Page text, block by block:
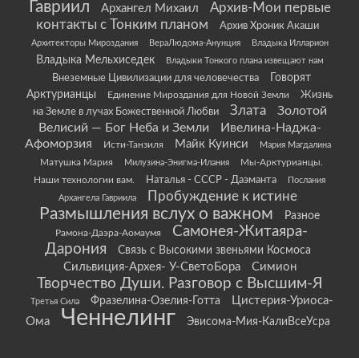
Гавриил
Архангел Михаил
Архив-Мои первые
контакты с Тонким планом
Архив Хроник Акаши
Архитекторы Мироздания ВераЛюдома-Анунция Владыка Илларион
Владыка Мельхиседек Владыки Тонкого плана извещают нам
Внеземные Цивилизации для человечества
Говорят
Арктурианцы
Единение Мироздания для Новой Земли
Жизнь
на Земле в лучах Божественной Любви
Злата
Золотой
Велисий — Бог Неба и Земли
Ивелина-Наджа-
Афоморзия
Исти-Танзиля Майк Куинси Мария Магдалина
Матушка Мария Милузина-Энигма-Илания
Мы-Арктурианцы.
Наши технологии вам.
Наталья - СССР - Даэманта
Послания
Архангела Гавриила
Пробуждение к истине
Размышления вслух о важном Разное
Рамона-Даэра-Аомаумя
Самонея-Житаяра-
Дарония
Связь с Высокими звеньями Космоса
Сильвиция-Архея- У-СветоБора Симион
Творчество Души. Разговор с Высшим-Я
Третья Сила Фразелина-Озелия-Готта
Цистерия-Уриоса-
Ома
Ченнелинг Эвисома-Мия-КалиВсеУсра